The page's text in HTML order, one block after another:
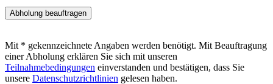
Mit * gekennzeichnete Angaben werden benötigt. Mit Beauftragung
einer Abholung erklären Sie sich mit unseren
Teilnahmebedingungen einverstanden und bestätigen, dass Sie
unsere Datenschutzrichtlinien gelesen haben.